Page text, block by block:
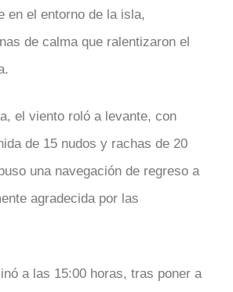
en el entorno de la isla,
de calma que ralentizaron el
el viento roló a levante, con
de 15 nudos y rachas de 20
una navegación de regreso a
agradecida por las
a las 15:00 horas, tras poner a